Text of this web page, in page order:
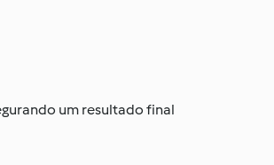
um resultado final